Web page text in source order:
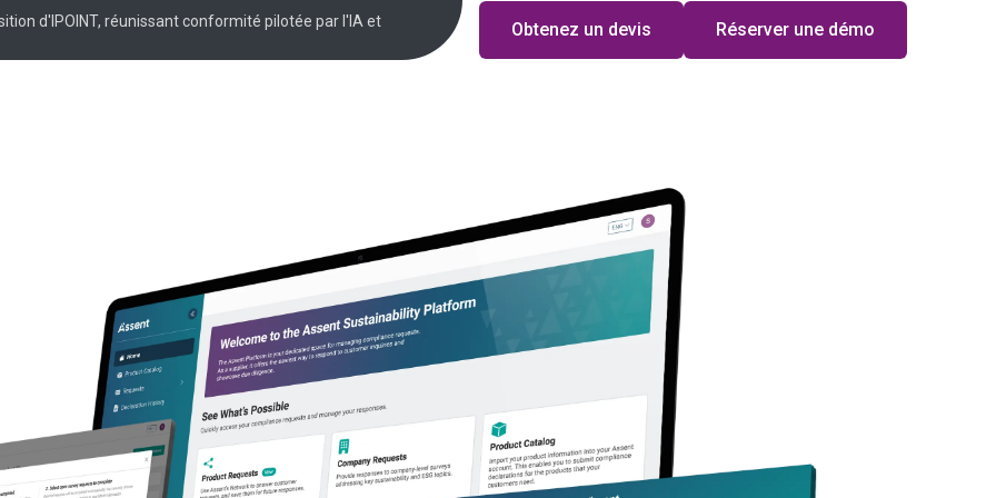
d'IPOINT, réunissant conformité pilotée par l'IA et
Obtenez un devis Réserver une démo
IA native pour
et vos résultats financiers. La
les risques et à répondre à toutes
reporting PFAS selon la